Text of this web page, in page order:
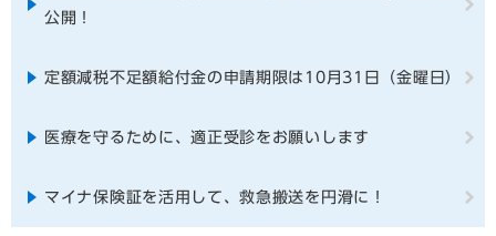
公開！
定額減税不足額給付金の申請期限は10月31日（金曜日）
医療を守るために、適正受診をお願いします
マイナ保険証を活用して、救急搬送を円滑に！